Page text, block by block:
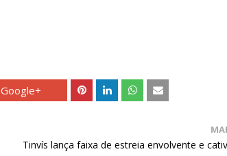
Google+
Tinvís lança faixa de estreia envolvente e